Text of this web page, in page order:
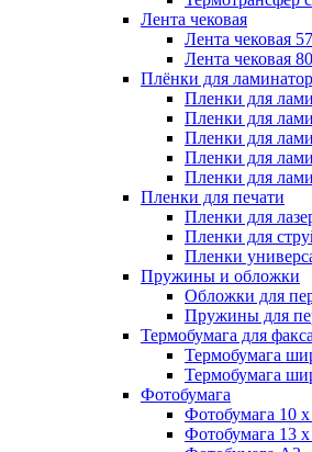
Лента чековая
Лента чековая
Лента чековая
Плёнки для
Пленки для
Пленки для
Пленки для
Пленки для
Пленки для
Пленки для печати
Пленки для
Пленки для
Пленки
Пружины и обложки
Обложки для
Пружины для
Термобумага для факса
Термобумага
Термобумага
Фотобумага
Фотобумага 10
Фотобумага 13